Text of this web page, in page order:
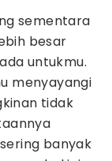
sementara
besar
untukmu.
menyayangi
tidak
banyak